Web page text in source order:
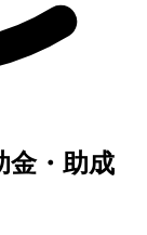
金・助成